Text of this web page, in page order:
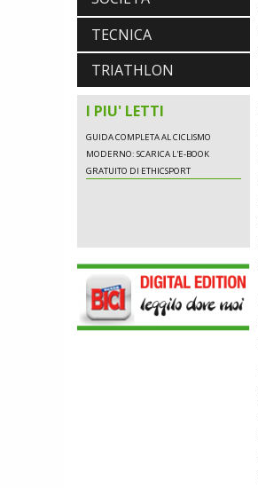
TECNICA
TRIATHLON
I PIU' LETTI
PER DOMINARE LE VETTE PIU' DURE
EBIKE
POLINI E-P3+ CAMPIONE DEL MONDO
E-BIKE ENDURO CON MANOLO
MORETTINI E FILIPPO COLARUSSO
ALIMENTAZIONE
MODERNO: SCARICA L'E-BOOK
GRATUITO DI ETHICSPORT
BICICLETTE
LOOK. LA NUOVA 785 HUEZ RS,
LEGGEREZZA ASSOLUTA E CARATTERE
PER DOMINARE LE VETTE PIU' DURE